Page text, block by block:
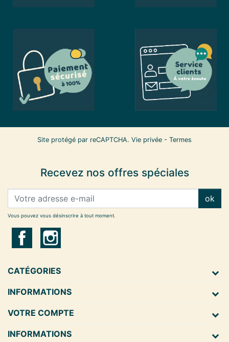
Site protégé par reCAPTCHA. Vie privée - Termes
Recevez nos offres spéciales
ok
Vous pouvez vous désinscrire à tout moment.
CATÉGORIES
INFORMATIONS
VOTRE COMPTE
INFORMATIONS